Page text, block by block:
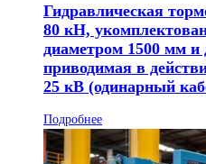
Гидравлическая
80 кН,
диаметром 1500 мм и
приводимая в
25 кВ (одинарный
Подробнее